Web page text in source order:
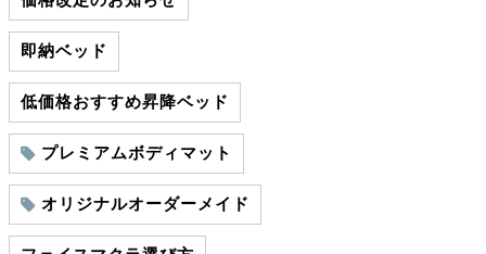
即納ベッド
低価格おすすめ昇降ベッド
プレミアムボディマット
オリジナルオーダーメイド